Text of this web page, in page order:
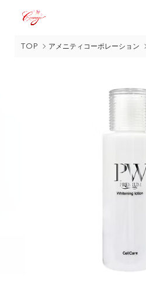
TOP アメニティコーポレーション